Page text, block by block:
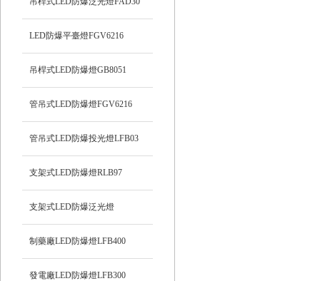
LED防爆平臺燈FGV6216
吊桿式LED防爆燈GB8051
管吊式LED防爆燈FGV6216
管吊式LED防爆投光燈LFB03
支架式LED防爆燈RLB97
支架式LED防爆泛光燈
制藥廠LED防爆燈LFB400
發電廠LED防爆燈LFB300